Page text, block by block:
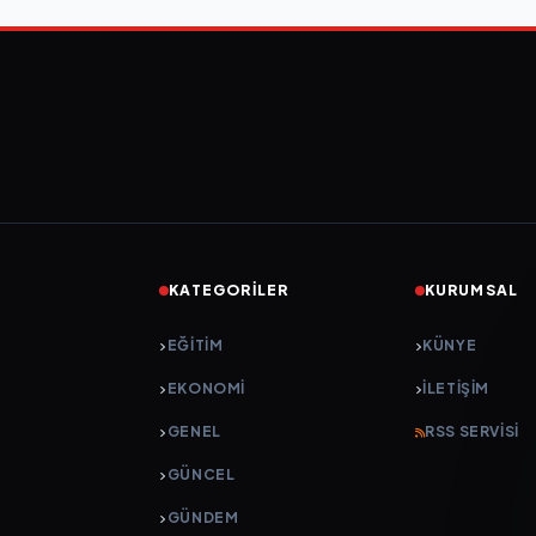
KATEGORILER
EĞITIM
EKONOMI
GENEL
GÜNCEL
GÜNDEM
KURUMSAL
KÜNYE
İLETIŞIM
RSS SERVISI